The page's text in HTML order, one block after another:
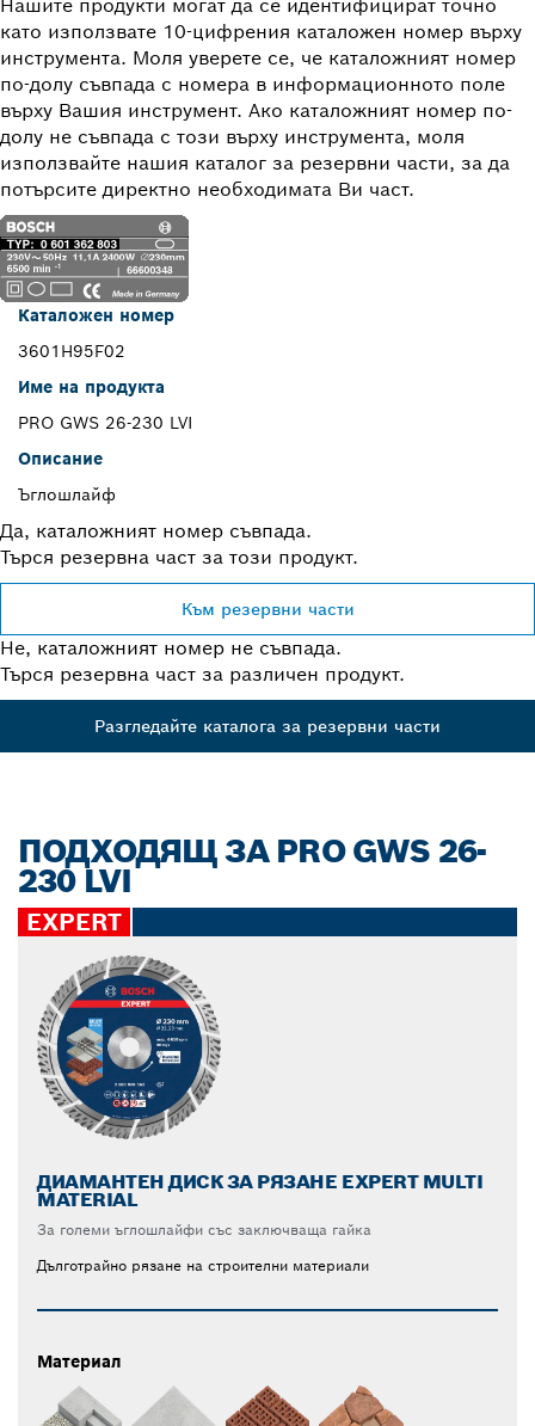
Нашите продукти могат да се идентифицират точно
като използвате 10-цифрения каталожен номер върху
инструмента. Моля уверете се, че каталожният номер
по-долу съвпада с номера в информационното поле
върху Вашия инструмент. Ако каталожният номер по-
долу не съвпада с този върху инструмента, моля
използвайте нашия каталог за резервни части, за да
потърсите директно необходимата Ви част.
Каталожен номер
3601H95F02
Име на продукта
PRO GWS 26-230 LVI
Описание
Ъглошлайф
Да, каталожният номер съвпада.
Търся резервна част за този продукт.
Към резервни части
Не, каталожният номер не съвпада.
Търся резервна част за различен продукт.
Разгледайте каталога за резервни части
ПОДХОДЯЩ ЗА PRO GWS 26-
230 LVI
EXPERT
ДИАМАНТЕН ДИСК ЗА РЯЗАНЕ EXPERT MULTI
MATERIAL
За големи ъглошлайфи със заключваща гайка
Дълготрайно рязане на строителни материали
Материал